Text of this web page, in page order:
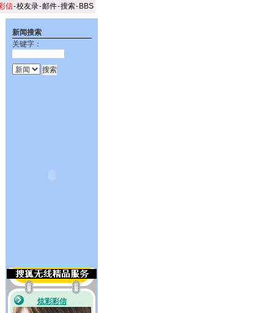
信-校友录-邮件-搜索- BBS
新闻搜索
关键字：